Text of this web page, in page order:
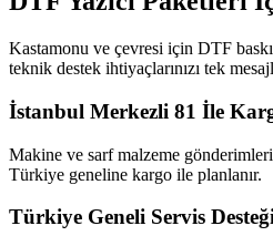
Kastamonu ve çevresi için DTF
teknik destek ihtiyaçlarınızı tek
İstanbul Merkezli 81 İle
Makine ve sarf malzeme
Türkiye geneline kargo ile planlanır.
Türkiye Geneli Servis